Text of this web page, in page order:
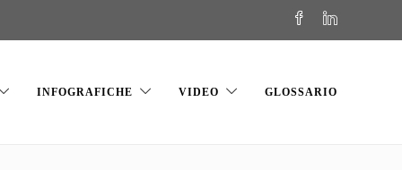
INFOGRAFICHE VIDEO GLOSSARIO